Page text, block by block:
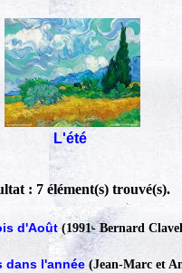
L'été
: 7 élément(s) trouvé(s).
d'Août(1991-Bernard
dans l'année (Jean-Marc et